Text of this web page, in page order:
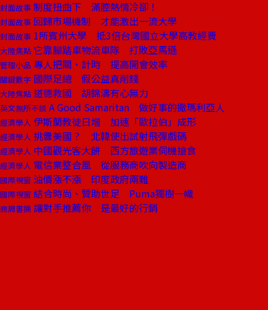
封面故事 制度扭曲下 滿腔熱情冷卻！
封面故事 回歸市場機制 才能激出一流大學
封面故事 1所賓州大學 抵3倍台灣國立大學高教經費
大陸焦點 它靠腳踏車物流車隊 打敗亞馬遜
管理小品 專人把關、計時 提高開會效率
關鍵數字 國際足總 假公益真削錢
大陸焦點 道德救國 胡錦濤有心無力
英文無所不談 A Good Samaritan 做好事的撒瑪利亞人
經濟學人 伊斯蘭教徒日增 加速「歐拉伯」成形
經濟學人 挑釁美國？ 北韓使出試射飛彈戲碼
經濟學人 中國觀光客大餅 西方旅遊業伺機搶食
經濟學人 電信業整合風 從服務商吹向製造商
國際視窗 油價漲不漲 印度政府兩難
國際視窗 結合時尚、贊助世足 Puma獨樹一幟
商周書摘 讓對手推薦你 是最好的行銷